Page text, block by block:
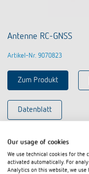
Antenne RC-GNSS
Artikel-Nr. 9070823
Zum Produkt
Datenblatt
Our usage of cookies
We use technical cookies for the
activated automatically. For
Analytics on this website, we